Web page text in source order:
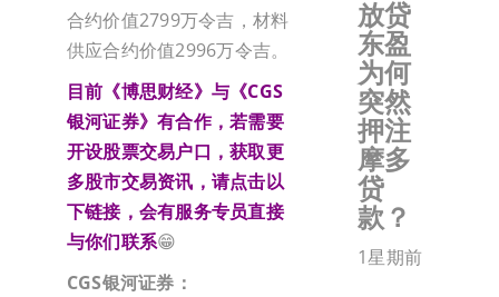
合约价值2799万令吉，材料
供应合约价值2996万令吉。
目前《博思财经》与《CGS
银河证券》有合作，若需要
开设股票交易户口，获取更
多股市交易资讯，请点击以
下链接，会有服务专员直接
与你们联系😁
CGS银河证券：
放贷
东盈
为何
突然
押注
摩多
贷
款？
1星期前